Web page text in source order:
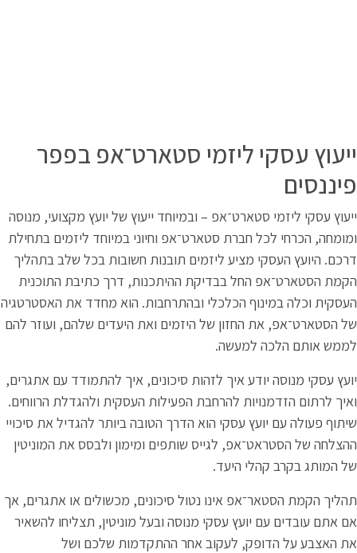
ייעוץ עסקי ליזמי סטארט־אפ בפפר
פיננסים
ייעוץ עסקי ליזמי סטארט־אפ – ובמיוחד ייעוץ של יועץ מקצועי, מנוסה
ומומחה, הכרחי לכל חברת סטארט־אפ וחיוני במיוחד ליזמים בתחילת
דרכם. היועץ העסקי מציע ליזמים תובנות חשובות בכל שלב בתהליך
הקמת הסטארט־אפ החל בבדיקת ההיתכנות, דרך כתיבת התוכנית
העסקית וכלה במינוף הכלכלי ובהתרחבות. הוא מחדד את האסטרטגיה
של הסטארט־אפ, את החזון של היזמים ואת היעדים שלהם, ועוזר להם
לממש אותם הלכה למעשה.
יועץ עסקי מנוסה יודע איך לזהות סיכונים, איך להתמודד עם אתגרים,
ואיך לרתום הזדמנויות להרחבת הפעילות העסקית ולהגדלת הרווחים.
שיתוף פעולה עם יועץ עסקי הוא הדרך הטובה ביותר להגדיל את סיכויי
ההצלחה של הסטראט־אפ, לגייס שותפים ומימון ולבסס את המוניטין
של המותג בקרב קהלי היעד.
תהליך הקמת הסטאר־אפ אינו נטול סיכונים, מכשולים או אתגרים, אך
אם אתם עובדים עם יועץ עסקי מנוסה ובעל מוניטין, תצליחו להשאיר
את האצבע על הדופק, לעקוב אחר ההתקדמות שלכם ושל